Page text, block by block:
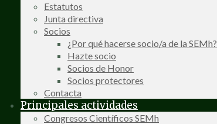
Estatutos
Junta directiva
Socios
¿Por qué hacerse socio/a de la SEMh?
Hazte socio
Socios de Honor
Socios protectores
Contacta
Principales actividades
Congresos Científicos SEMh